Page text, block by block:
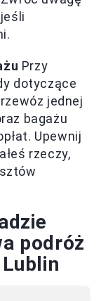
Przy
dotyczące
jednej
bagażu
Upewnij
rzeczy,
podróż